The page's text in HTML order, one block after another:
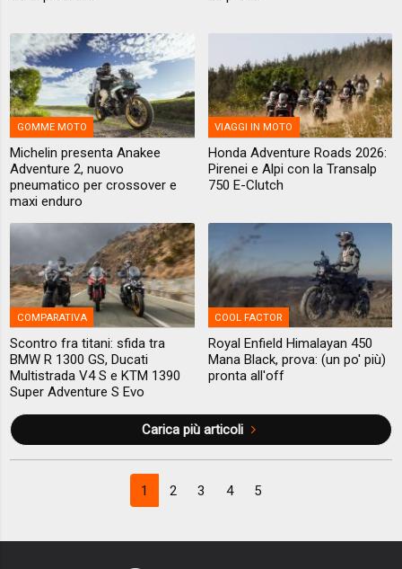
GOMME MOTO
Michelin presenta Anakee
Adventure 2, nuovo
pneumatico per crossover e
maxi enduro
VIAGGI IN MOTO
Honda Adventure Roads 2026:
Pirenei e Alpi con la Transalp
750 E-Clutch
COMPARATIVA
Scontro fra titani: sfida tra
BMW R 1300 GS, Ducati
Multistrada V4 S e KTM 1390
Super Adventure S Evo
COOL FACTOR
Royal Enfield Himalayan 450
Mana Black, prova: (un po' più)
pronta all'off
Carica più articoli
1 2 3 4 5